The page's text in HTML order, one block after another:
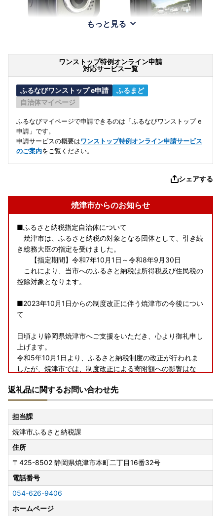
もっと見る
ワンストップ特例オンライン申請
対応サービス一覧
ふるなびワンストップ e申請
ふるまど
自治体マイページ
ふるなびマイページで申請できるのは「ふるなびワンストップ e
申請」です。
申請サービスの概要はワンストップ特例オンライン申請サービス
のご案内をご覧ください。
シェアする
焼津市からのお知らせ
■ふるさと納税指定自治体について
焼津市は、ふるさと納税の対象となる団体として、引き続
き総務大臣の指定を受けました。
【指定期間】令和7年10月1日～令和8年9月30日
これにより、当市へのふるさと納税は所得税及び住民税の
控除対象となります。
■2023年10月1日からの制度改正に伴う焼津市の今後につい
て
日頃より静岡県焼津市へご支援をいただき、心より御礼申し
上げます。
令和5年10月1日より、ふるさと納税制度の改正が行われま
したが、焼津市では、制度改正による寄附額への影響はな
けすることを基本に、市内事業者ともども、今まで同様、適
正な運用に努めてまいる所存でございます。
引き続き、焼津市へのご支援を賜りますようお願い申し上げ
ます。
焼津市長 中野 弘道
■ワンストップ特例申請が完全ペーパーレス！！申請アプリ
「IAM」新登場！
ふるさと納税をいただいた皆様のご負担を軽減するために、
焼津市ではスマートフォンのみで完結できるアプリ「IAM」
が誕生いたしました。
返礼品に関するお問い合わせ先
担当課
焼津市ふるさと納税課
住所
〒425-8502 静岡県焼津市本町二丁目16番32号
電話番号
054-626-9406
ホームページ